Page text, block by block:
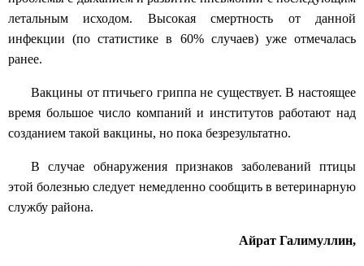
летальным исходом. Высокая смертность от данной
инфекции (по статистике в 60% случаев) уже отмечалась
ранее.
Вакцины от птичьего гриппа не существует. В настоящее
время большое число компаний и институтов работают над
созданием такой вакцины, но пока безрезультатно.
В случае обнаружения признаков заболеваний птицы
этой болезнью следует немедленно сообщить в ветеринарную
службу района.
Айрат Галимуллин,